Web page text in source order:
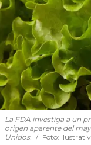
La FDA investiga a un
origen aparente del
Unidos.
Foto: